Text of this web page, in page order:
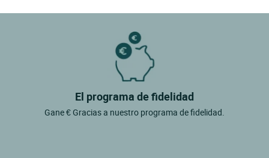
El programa de fidelidad
Gane € Gracias a nuestro programa de fidelidad.